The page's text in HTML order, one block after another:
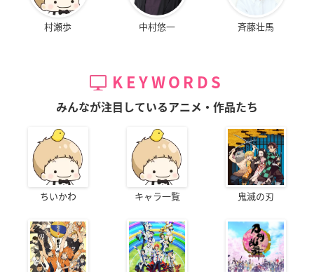
村瀬歩 中村悠一 斉藤壮馬
KEYWORDS
みんなが注目しているアニメ・作品たち
ちいかわ キャラ一覧 鬼滅の刃